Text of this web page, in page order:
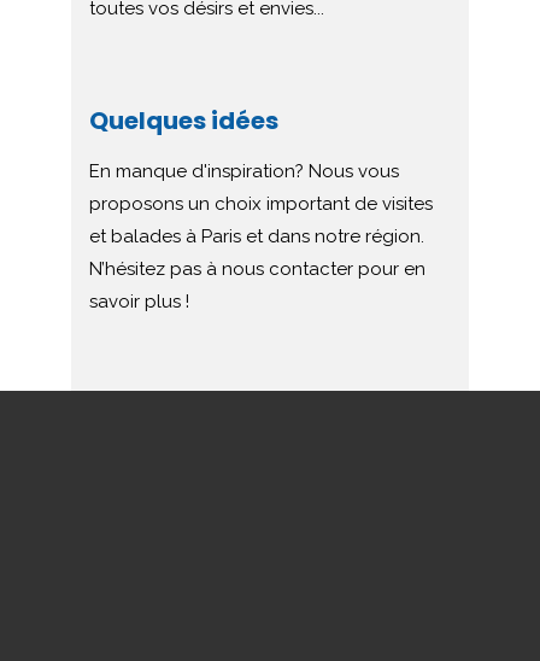
toutes vos désirs et envies...
Quelques idées
En manque d'inspiration? Nous vous
proposons un choix important de visites
et balades à Paris et dans notre région.
N’hésitez pas à nous contacter pour en
savoir plus !